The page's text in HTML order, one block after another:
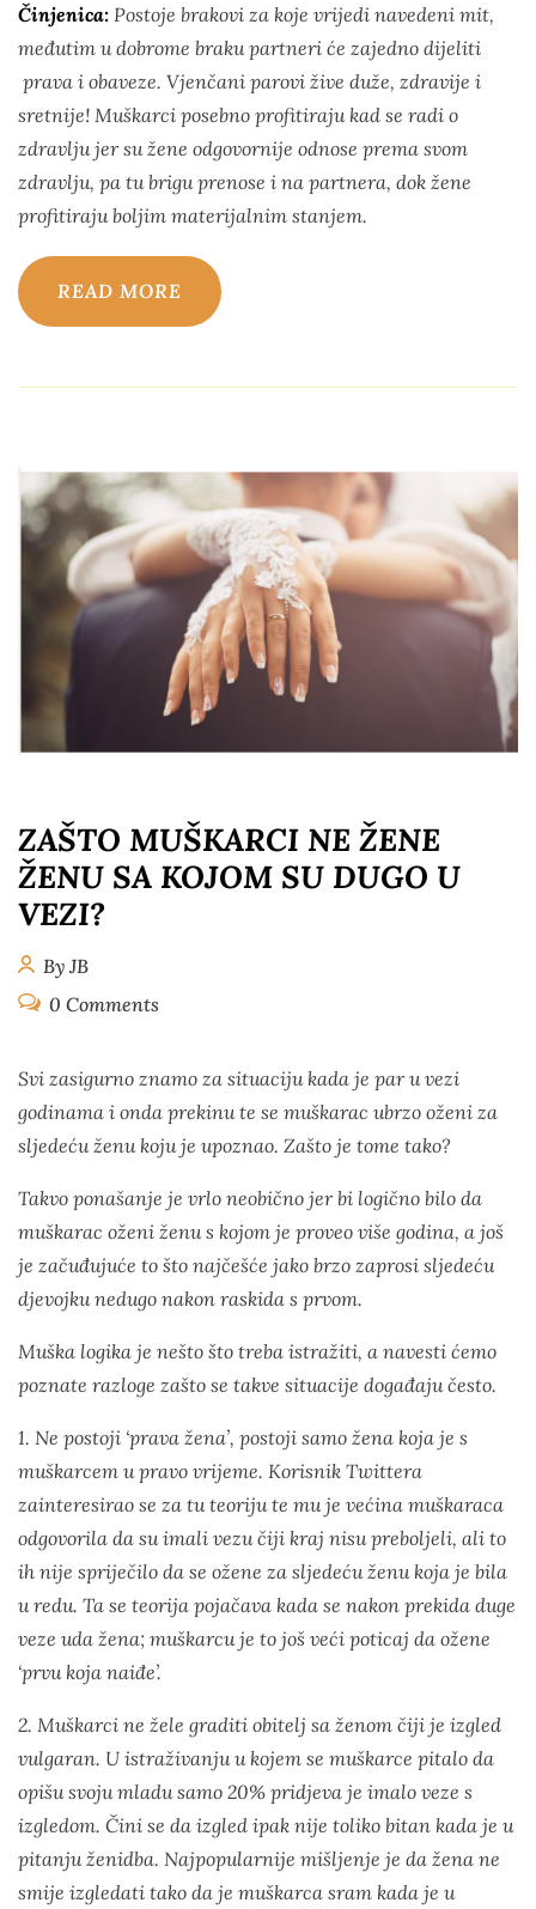
Činjenica: Postoje brakovi za koje vrijedi navedeni mit,
međutim u dobrome braku partneri će zajedno dijeliti
prava i obaveze. Vjenčani parovi žive duže, zdravije i
sretnije! Muškarci posebno profitiraju kad se radi o
zdravlju jer su žene odgovornije odnose prema svom
zdravlju, pa tu brigu prenose i na partnera, dok žene
profitiraju boljim materijalnim stanjem.
READ MORE
ZAŠTO MUŠKARCI NE ŽENE
ŽENU SA KOJOM SU DUGO U
VEZI?
By JB
0 Comments
Svi zasigurno znamo za situaciju kada je par u vezi
godinama i onda prekinu te se muškarac ubrzo oženi za
sljedeću ženu koju je upoznao. Zašto je tome tako?
Takvo ponašanje je vrlo neobično jer bi logično bilo da
muškarac oženi ženu s kojom je proveo više godina, a još
je začuđujuće to što najčešće jako brzo zaprosi sljedeću
djevojku nedugo nakon raskida s prvom.
Muška logika je nešto što treba istražiti, a navesti ćemo
poznate razloge zašto se takve situacije događaju često.
1. Ne postoji ‘prava žena’, postoji samo žena koja je s
muškarcem u pravo vrijeme. Korisnik Twittera
zainteresirao se za tu teoriju te mu je većina muškaraca
odgovorila da su imali vezu čiji kraj nisu preboljeli, ali to
ih nije spriječilo da se ožene za sljedeću ženu koja je bila
u redu. Ta se teorija pojačava kada se nakon prekida duge
veze uda žena; muškarcu je to još veći poticaj da ožene
‘prvu koja naiđe’.
2. Muškarci ne žele graditi obitelj sa ženom čiji je izgled
vulgaran. U istraživanju u kojem se muškarce pitalo da
opišu svoju mladu samo 20% pridjeva je imalo veze s
izgledom. Čini se da izgled ipak nije toliko bitan kada je u
pitanju ženidba. Najpopularnije mišljenje je da žena ne
smije izgledati tako da je muškarca sram kada je u